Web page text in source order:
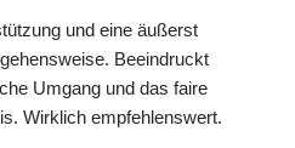
und eine äußerst
Beeindruckt
Umgang und das faire
Wirklich empfehlenswert.